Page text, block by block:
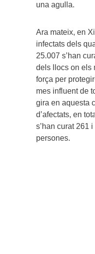
una agulla.
Ara mateix, en
infectats dels
25.007 s’han
dels llocs on els
força per
mes influent de
gira en aquesta
d’afectats, en
s’han curat 261
persones.